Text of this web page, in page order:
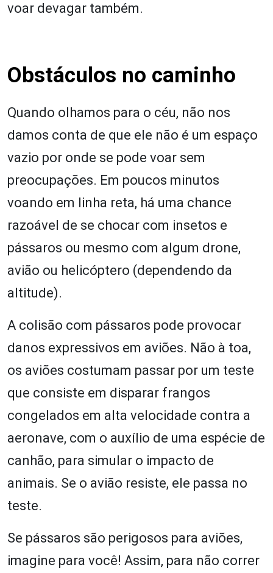
voar devagar também.
Obstáculos no caminho
Quando olhamos para o céu, não nos
damos conta de que ele não é um espaço
vazio por onde se pode voar sem
preocupações. Em poucos minutos
voando em linha reta, há uma chance
razoável de se chocar com insetos e
pássaros ou mesmo com algum drone,
avião ou helicóptero (dependendo da
altitude).
A colisão com pássaros pode provocar
danos expressivos em aviões. Não à toa,
os aviões costumam passar por um teste
que consiste em disparar frangos
congelados em alta velocidade contra a
aeronave, com o auxílio de uma espécie de
canhão, para simular o impacto de
animais. Se o avião resiste, ele passa no
teste.
Se pássaros são perigosos para aviões,
imagine para você! Assim, para não correr